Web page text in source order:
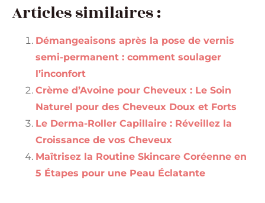
Articles similaires :
Démangeaisons après la pose de vernis
semi-permanent : comment soulager
l’inconfort
Crème d’Avoine pour Cheveux : Le Soin
Naturel pour des Cheveux Doux et Forts
Le Derma-Roller Capillaire : Réveillez la
Croissance de vos Cheveux
Maîtrisez la Routine Skincare Coréenne en
5 Étapes pour une Peau Éclatante